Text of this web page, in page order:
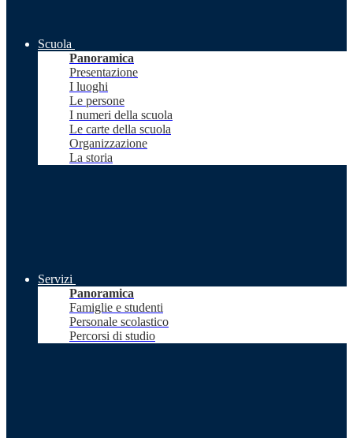
Scuola
Panoramica
Presentazione
I luoghi
Le persone
I numeri della scuola
Le carte della scuola
Organizzazione
La storia
Servizi
Panoramica
Famiglie e studenti
Personale scolastico
Percorsi di studio